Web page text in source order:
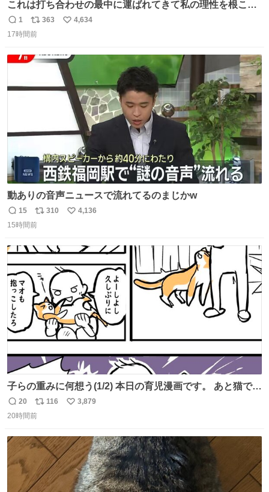
これは打ち合わせの最中に運ばれてきて私の理性を根こそ
ぎ奪い去ったプリンの写真です。
返
信
1
リ
ポ
ト
363
い
数
4,634
17時間前
動ありの音声ニュースで流れてるのまじかw
返
信
15
リ
ポ
ト
数
310
い
数
4,136
15時間前
子らの重みに何想う(1/2) 本日の育児漫画です。 あと猫で
す。
返
信
20
リ
ポ
ト
116
い
数
3,879
20時間前